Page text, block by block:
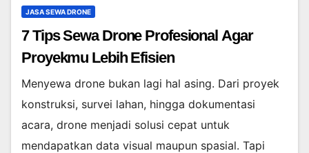
JASA SEWA DRONE
7 Tips Sewa Drone Profesional Agar
Proyekmu Lebih Efisien
Menyewa drone bukan lagi hal asing. Dari proyek
konstruksi, survei lahan, hingga dokumentasi
acara, drone menjadi solusi cepat untuk
mendapatkan data visual maupun spasial. Tapi